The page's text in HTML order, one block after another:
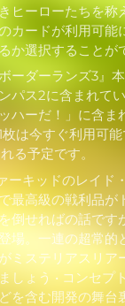
ヒーローたちを称
カードが利用可能
か選択することが
ーダーランズ3』
パス2に含まれて
ハーだ！」に含ま
枚は今すぐ利用可
る予定です。
ーキッドのレイド
最高級の戦利品が
倒せればの話です
場。一連の超常的
ミステリアスリア
しょう • コンセプ
を含む開発の舞台